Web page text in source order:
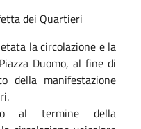
dei Quartieri
la circolazione e la
Duomo, al fine di
della manifestazione
al termine della